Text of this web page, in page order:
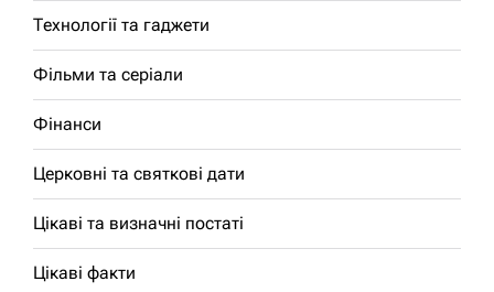
Технології та гаджети
Фільми та серіали
Фінанси
Церковні та святкові дати
Цікаві та визначні постаті
Цікаві факти